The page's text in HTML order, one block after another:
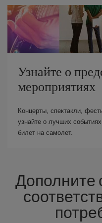
Узнайте о
мероприятиях
Концерты, спектакли,
узнайте о лучших
билет на самолет.
Дополните